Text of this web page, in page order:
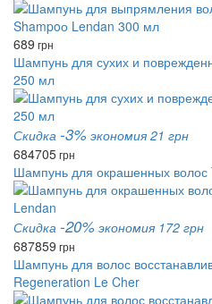
689 грн
Шампунь для сухих и
250 мл
Скидка -3% экономия 21 грн
684705грн
Шампунь для окрашенных волос
Скидка -20% экономия 172 грн
687859 грн
Шампунь для волос
Regeneration Le Cher